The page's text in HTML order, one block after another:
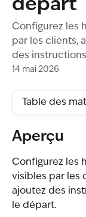
départ
Configurez les
par les clients,
des
14 mai 2026
Table des
Aperçu
Configurez les
visibles par les
ajoutez des
le départ.